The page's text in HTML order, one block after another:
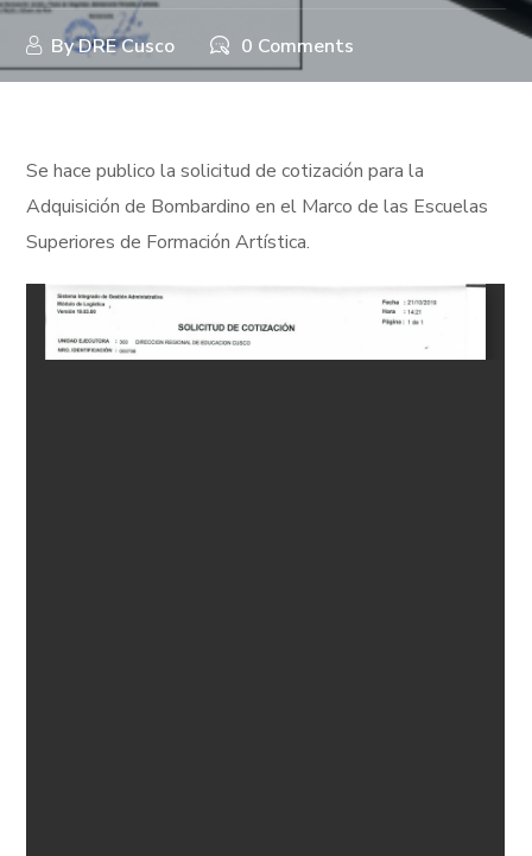
ByDRE Cusco 0 Comments
Se hace publico la solicitud de cotización para la
Adquisición de Bombardino en el Marco de las Escuelas
Superiores de Formación Artística.